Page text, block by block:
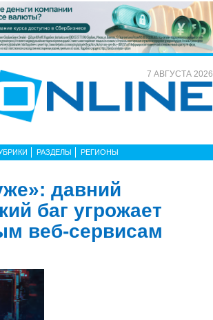
7 АВГУСТА 2026
РАЗДЕЛЫ РЕГИОНЫ
давний
баг угрожает
веб-сервисам